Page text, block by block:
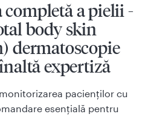
completă a pielii -
body skin
dermatoscopie
expertiză
pacienților cu
esențială pentru